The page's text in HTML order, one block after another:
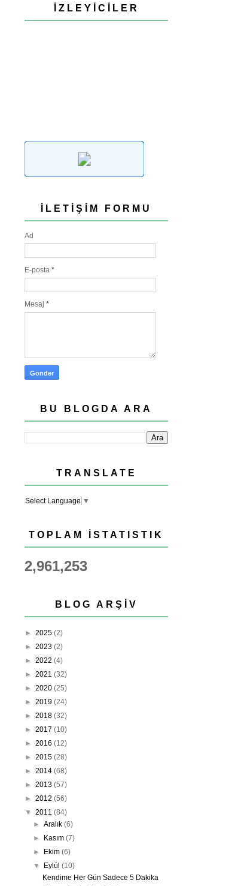
İZLEYICILER
İLETIŞIM FORMU
Ad
E-posta *
Mesaj *
BU BLOGDA ARA
TRANSLATE
Select Language ▼
TOPLAM İSTATISTIK
2,961,253
BLOG ARŞIV
► 2025 (2)
► 2023 (2)
► 2022 (4)
► 2021 (32)
► 2020 (25)
► 2019 (24)
► 2018 (32)
► 2017 (10)
► 2016 (12)
► 2015 (28)
► 2014 (68)
► 2013 (57)
► 2012 (56)
▼ 2011 (84)
►Aralık(6)
► Kasım(7)
► Ekim(6)
▼ Eylül(10)
Kendime Her Gün Sadece 5 Dakika